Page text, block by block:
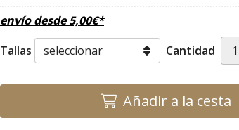
envío desde5,00€*
Tallas
Cantidad
Añadir a la cesta